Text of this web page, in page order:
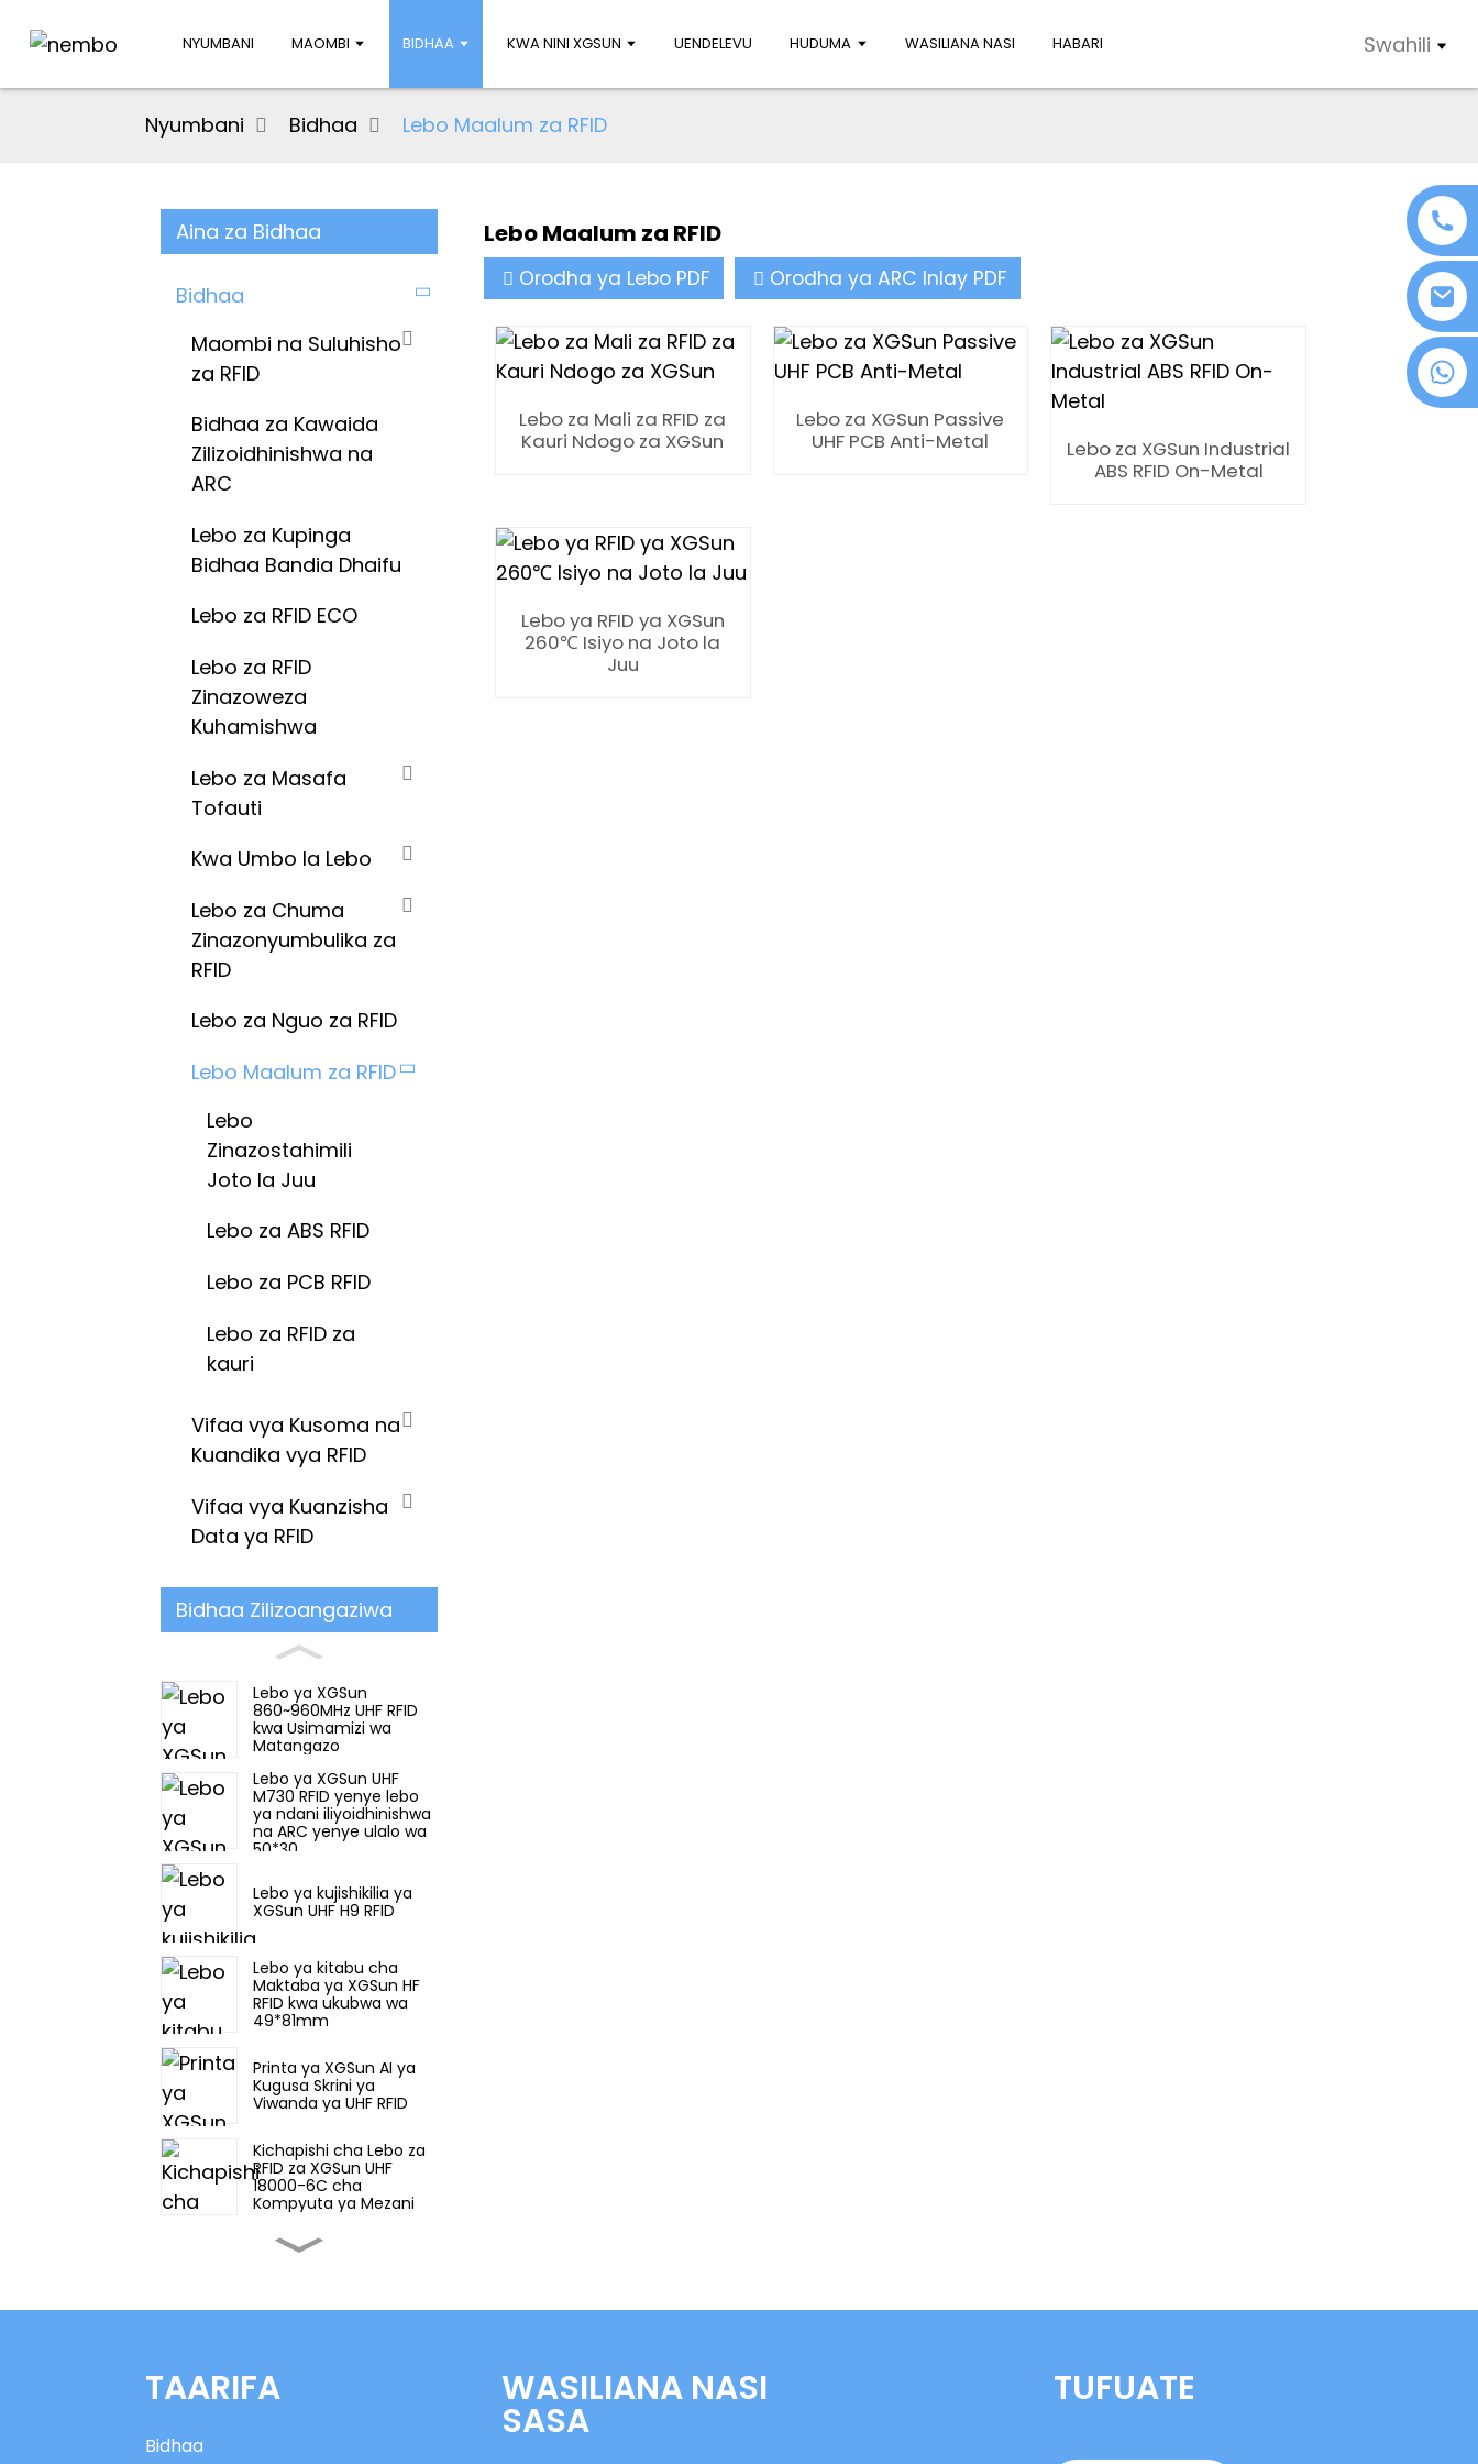
NYUMBANI MAOMBI BIDHAA KWA NINI XGSUN UENDELEVU HUDUMA WASILIANA NASI HABARI Swahili
+86 18076372139
Nyumbani Bidhaa Lebo Maalum za RFID
Aina za Bidhaa
Bidhaa
Maombi na Suluhisho
za RFID
Bidhaa za Kawaida
Zilizoidhinishwa na
ARC
Lebo za Kupinga
Bidhaa Bandia Dhaifu
Lebo za RFID ECO
Lebo za RFID
Zinazoweza
Kuhamishwa
Lebo za Masafa
Tofauti
Kwa Umbo la Lebo
Lebo za Chuma
Zinazonyumbulika za
RFID
Lebo za Nguo za RFID
Lebo Maalum za RFID
Lebo
Zinazostahimili
Joto la Juu
Lebo za ABS RFID
Lebo za PCB RFID
Lebo za RFID za
kauri
Vifaa vya Kusoma na
Kuandika vya RFID
Vifaa vya Kuanzisha
Data ya RFID
Bidhaa Zilizoangaziwa
Lebo ya XGSun
860~960MHz UHF RFID
kwa Usimamizi wa
Matangazo
Lebo ya XGSun UHF
M730 RFID yenye lebo
ya ndani iliyoidhinishwa
na ARC yenye ulalo wa
50*30
Lebo ya kujishikilia ya
XGSun UHF H9 RFID
Lebo ya kitabu cha
Maktaba ya XGSun HF
RFID kwa ukubwa wa
49*81mm
Printa ya XGSun AI ya
Kugusa Skrini ya
Viwanda ya UHF RFID
Kichapishi cha Lebo za
RFID za XGSun UHF
18000-6C cha
Kompyuta ya Mezani
Printa ya XGSun ya
kwenye chuma
Lebo Maalum za RFID
Orodha ya Lebo PDF Orodha ya ARC Inlay PDF
Lebo za Mali za RFID za
Kauri Ndogo za XGSun
Lebo za XGSun Passive
UHF PCB Anti-Metal
Lebo za XGSun Industrial
ABS RFID On-Metal
Lebo ya RFID ya XGSun
260℃ Isiyo na Joto la
Juu
TAARIFA
Bidhaa
WASILIANA NASI
SASA
TUFUATE